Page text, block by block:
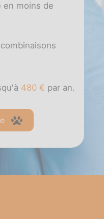
en moins de
combinaisons
480 € par an.